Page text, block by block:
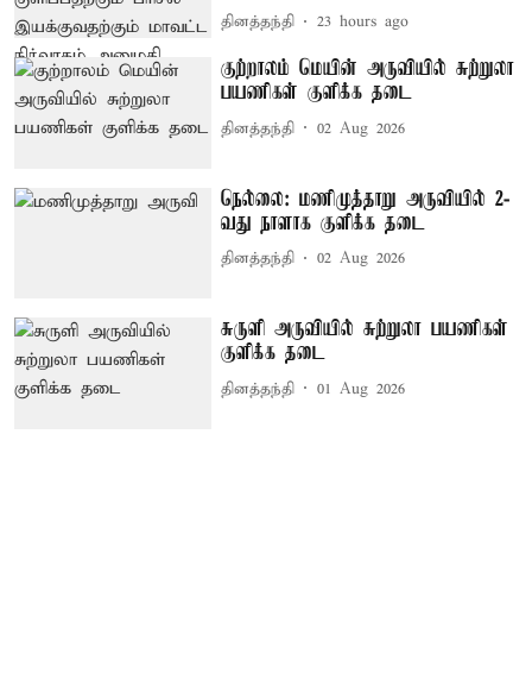
தினத்தந்தி 23 hours ago
குற்றாலம் மெயின் அருவியில் சுற்றுலா
பயணிகள் குளிக்க தடை
தினத்தந்தி 02 Aug 2026
நெல்லை: மணிமுத்தாறு அருவியில் 2-
வது நாளாக குளிக்க தடை
தினத்தந்தி 02 Aug 2026
சுருளி அருவியில் சுற்றுலா பயணிகள்
குளிக்க தடை
தினத்தந்தி 01 Aug 2026